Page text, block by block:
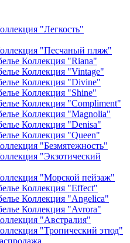
"Легкость"
"Песчаный пляж"
Коллекция "Riana"
Коллекция "Vintage"
Коллекция "Divine"
Коллекция "Shine"
Коллекция "Compliment"
Коллекция "Magnolia"
Коллекция "Denisa"
Коллекция "Queen"
"Безмятежность"
"Экзотический
"Морской пейзаж"
Коллекция "Effect"
Коллекция "Angelica"
Коллекция "Avrora"
"Австралия"
"Тропический этюд"